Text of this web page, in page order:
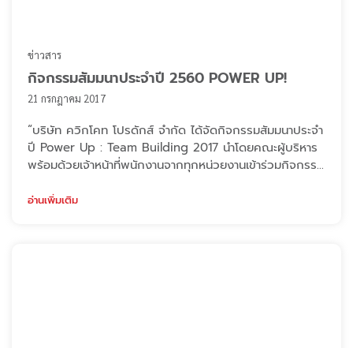
ข่าวสาร
กิจกรรมสัมมนาประจำปี 2560 POWER UP!
21 กรกฎาคม 2017
“บริษัท ควิกโคท โปรดักส์ จำกัด ได้จัดกิจกรรมสัมมนาประจำ
ปี Power Up : Team Building 2017 นำโดยคณะผู้บริหาร
พร้อมด้วยเจ้าหน้าที่พนักงานจากทุกหน่วยงานเข้าร่วมกิจกรรม
และสร้างความสามัคคีเป็นหนึ่งเดียวกัน การจัดการสัมมนาครั้ง
อ่านเพิ่มเติม